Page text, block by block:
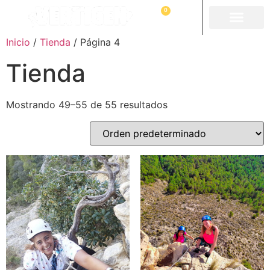
0
Inicio / Tienda / Página 4
Tienda
Mostrando 49–55 de 55 resultados